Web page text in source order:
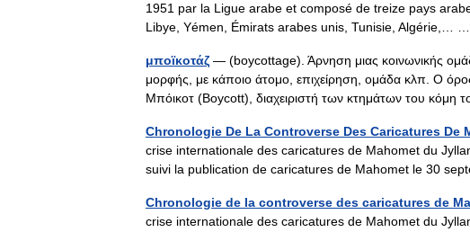
1951 par la Ligue arabe et composé de treize pays
Libye, Yémen, Émirats arabes unis, Tunisie, Algérie,…
μποϊκοτάζ — (boycottage). Άρνηση μιας κοινωνικής
μορφής, με κάποιο άτομο, επιχείρηση, ομάδα κλπ. Ο
Μπόικοτ (Boycott), διαχειριστή των κτημάτων του
Chronologie De La Controverse Des Caricatures De
crise internationale des caricatures de Mahomet du
suivi la publication de caricatures de Mahomet le 30
Chronologie de la controverse des caricatures de
crise internationale des caricatures de Mahomet du